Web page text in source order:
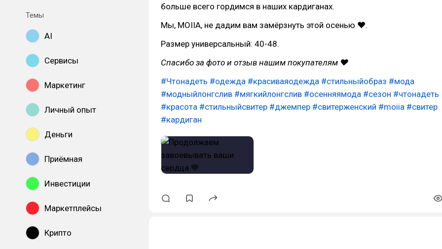
Темы
AI
Сервисы
Маркетинг
Личный опыт
Деньги
Приёмная
Инвестиции
Маркетплейсы
Крипто
больше всего гордимся в наших кардиганах.
Мы, MOIIA, не дадим вам замёрзнуть этой осенью ❤.
Размер универсальный: 40-48.
Спасибо за фото и отзыв нашим покупателям ❤
#Чтонадеть #одежда #красиваяодежда #стильныйобраз #мода
#модныйлонгслив #мягкийлонгслив #осенняямода #сезон #чтонадеть
#красота #стильныйсвитер #джемпер #свитерженский #moiia #свитер
#кардиган